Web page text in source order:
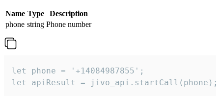
Name Type
Description
phone string Phone number
let phone = '+14084987855';
let apiResult = jivo_api.startCall(phone);